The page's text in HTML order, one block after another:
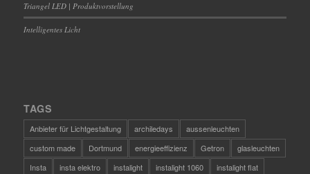
Triangel LED | Produktvorstellung
Intelligentes Licht
TAGS
Anbieter für Lichtgestaltung archiledays
aussenleuchten
custom made
Dortmund energieeffizienz Getron
glasleuchten
Insta
insta elektro instalight instalight 1060
instalight flat